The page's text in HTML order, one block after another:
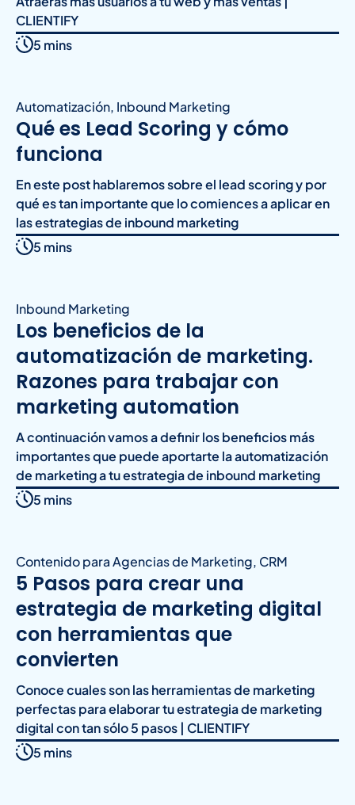
CLIENTIFY
5 mins
Automatización, Inbound Marketing
Qué es Lead Scoring y cómo
funciona
En este post hablaremos sobre el lead scoring y por
qué es tan importante que lo comiences a aplicar en
las estrategias de inbound marketing
5 mins
Inbound Marketing
Los beneficios de la
automatización de marketing.
Razones para trabajar con
marketing automation
A continuación vamos a definir los beneficios más
importantes que puede aportarte la automatización
de marketing a tu estrategia de inbound marketing
5 mins
Contenido para Agencias de Marketing, CRM
5 Pasos para crear una
estrategia de marketing digital
con herramientas que
convierten
Conoce cuales son las herramientas de marketing
perfectas para elaborar tu estrategia de marketing
digital con tan sólo 5 pasos | CLIENTIFY
5 mins